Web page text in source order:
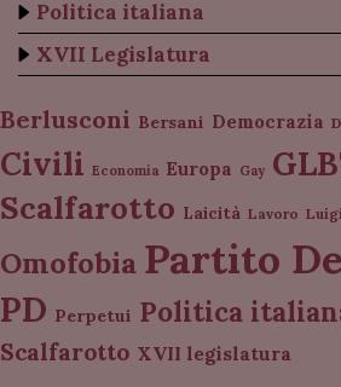
Politica italiana
XVII Legislatura
Berlusconi Bersani Democrazia
Civili Economia Europa Gay
Scalfarotto Laicità Lavoro
Omofobia Partito
PD Perpetui Politica
Scalfarotto XVII legislatura